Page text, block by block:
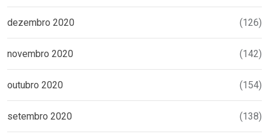
dezembro 2020 (126)
novembro 2020 (142)
outubro 2020 (154)
setembro 2020 (138)